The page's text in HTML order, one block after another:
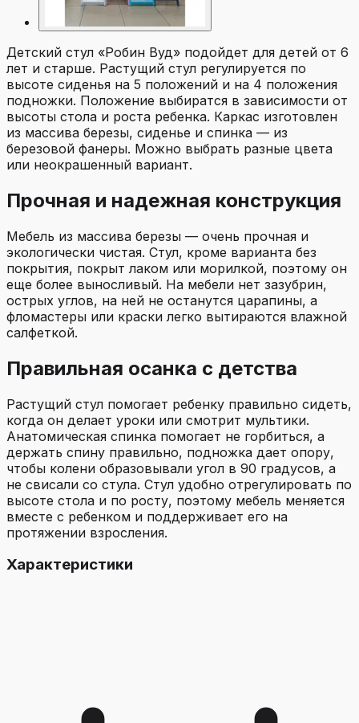
Детский стул «Робин Вуд» подойдет для детей от 6
лет и старше. Растущий стул регулируется по
высоте сиденья на 5 положений и на 4 положения
подножки. Положение выбиратся в зависимости от
высоты стола и роста ребенка. Каркас изготовлен
из массива березы, сиденье и спинка — из
березовой фанеры. Можно выбрать разные цвета
или неокрашенный вариант.
Прочная и надежная конструкция
Мебель из массива березы — очень прочная и
экологически чистая. Стул, кроме варианта без
покрытия, покрыт лаком или морилкой, поэтому он
еще более выносливый. На мебели нет зазубрин,
острых углов, на ней не останутся царапины, а
фломастеры или краски легко вытираются влажной
салфеткой.
Правильная осанка с детства
Растущий стул помогает ребенку правильно сидеть,
когда он делает уроки или смотрит мультики.
Анатомическая спинка помогает не горбиться, а
держать спину правильно, подножка дает опору,
чтобы колени образовывали угол в 90 градусов, а
не свисали со стула. Стул удобно отрегулировать по
высоте стола и по росту, поэтому мебель меняется
вместе с ребенком и поддерживает его на
протяжении взросления.
Характеристики